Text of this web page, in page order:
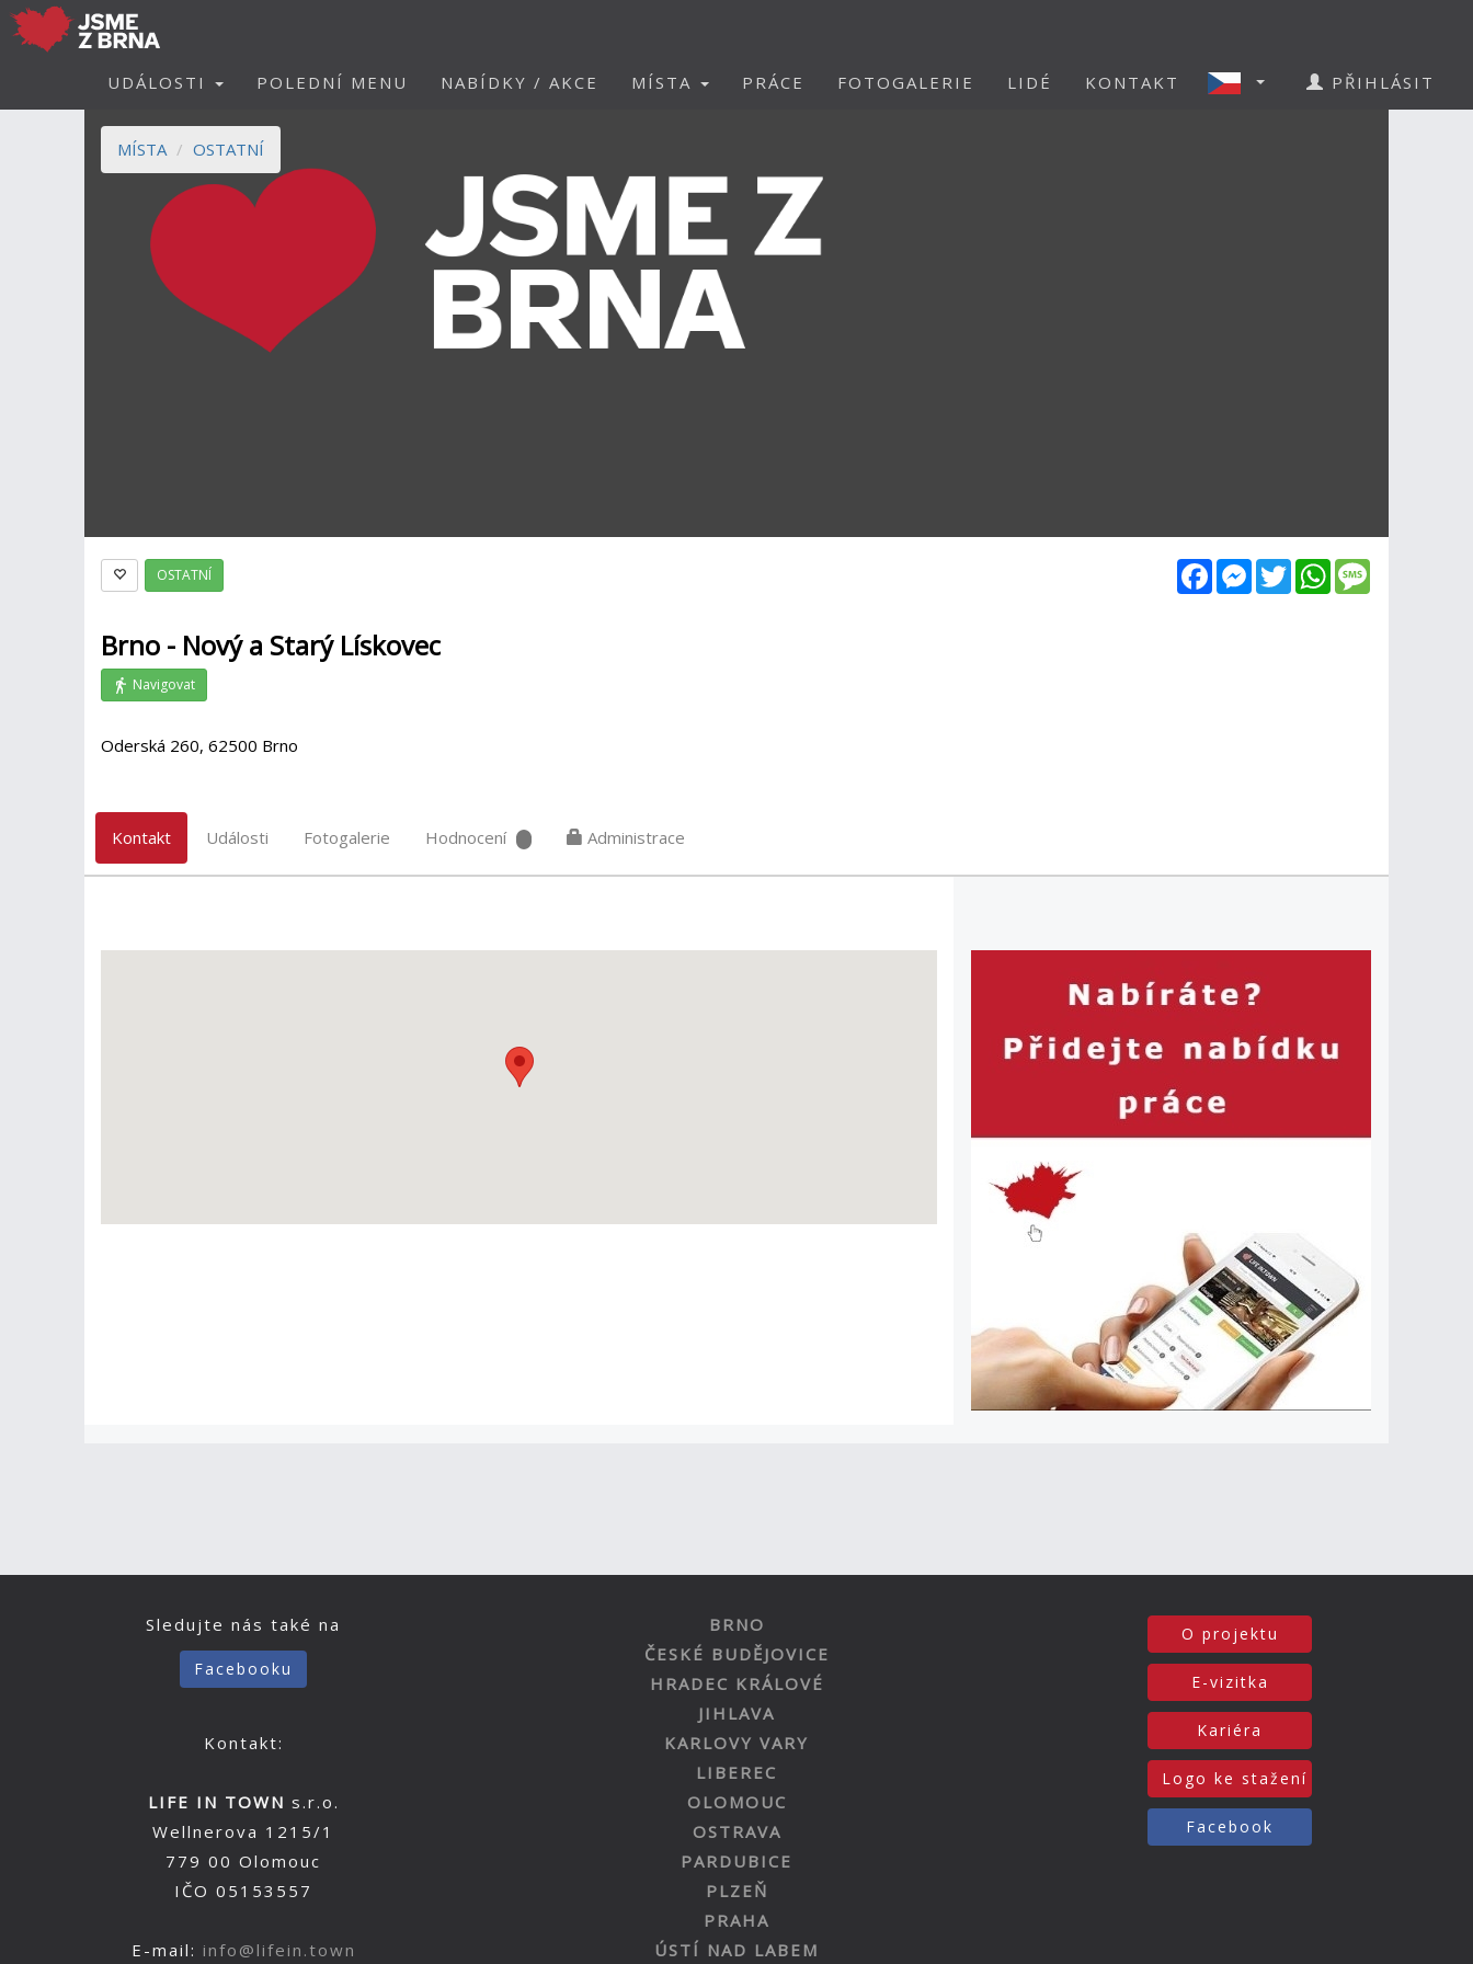
UDÁLOSTI POLEDNÍ MENU NABÍDKY / AKCE MÍSTA PRÁCE FOTOGALERIE LIDÉ KONTAKT PŘIHLÁSIT
MÍSTA OSTATNÍ
FacebookMessenger
TwitterWhatsApp
OSTATNÍ
Brno - Nový a Starý Lískovec
Navigovat
Oderská 260, 62500 Brno
Kontakt Události Fotogalerie Hodnocení Administrace
Sledujte nás také na
Facebooku
Kontakt:
LIFE IN TOWN s.r.o.
Wellnerova 1215/1
779 00 Olomouc
IČO 05153557
E-mail: info@lifein.town
BRNO
ČESKÉ BUDĚJOVICE
HRADEC KRÁLOVÉ
JIHLAVA
KARLOVY VARY
LIBEREC
OLOMOUC
OSTRAVA
PARDUBICE
PLZEŇ
PRAHA
ÚSTÍ NAD LABEM
O projektu
E-vizitka
Kariéra
Logo ke stažení
Facebook